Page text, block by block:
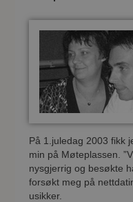
På 1.juledag 2003 fikk
min på Møteplassen.
nysgjerrig og besøkte
forsøkt meg på
usikker.